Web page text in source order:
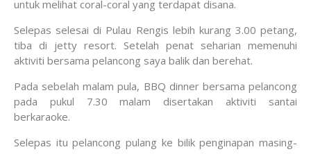
untuk melihat coral-coral yang terdapat disana.
Selepas selesai di Pulau Rengis lebih kurang 3.00 petang,
tiba di jetty resort. Setelah penat seharian memenuhi
aktiviti bersama pelancong saya balik dan berehat.
Pada sebelah malam pula, BBQ dinner bersama pelancong
pada pukul 7.30 malam disertakan aktiviti santai
berkaraoke.
Selepas itu pelancong pulang ke bilik penginapan masing-